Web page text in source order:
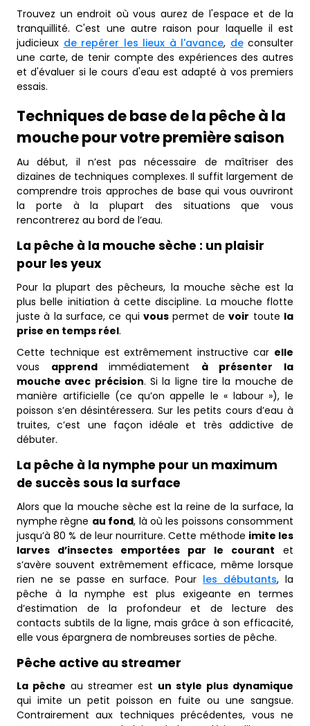
Trouvez un endroit où vous aurez de l'espace et de la
tranquillité. C'est une autre raison pour laquelle il est
judicieux de repérer les lieux à l'avance, deconsulter
une carte, de tenir compte des expériences des autres
et d'évaluer si le cours d'eau est adapté à vos premiers
essais.
Techniques de base de la pêche à la
mouche pour votre première saison
Au début, il n’est pas nécessaire de maîtriser des
dizaines de techniques complexes. Il suffit largement de
comprendre trois approches de base qui vous ouvriront
la porte à la plupart des situations que vous
rencontrerez au bord de l’eau.
La pêche à la mouche sèche : un plaisir
pour les yeux
Pour la plupart des pêcheurs, la mouche sèche est la
plus belle initiation à cette discipline. La mouche flotte
juste à la surface, ce quivous permet devoir toute la
prise en temps réel.
Cette technique est extrêmement instructive car elle
vous apprendimmédiatement à présenter la
mouche avec précision. Si la ligne tire la mouche de
manière artificielle (ce qu’on appelle le « labour »), le
poisson s’en désintéressera. Sur les petits cours d’eau à
truites, c’est une façon idéale et très addictive de
débuter.
La pêche à la nymphe pour un maximum
de succès sous la surface
Alors que la mouche sèche est la reine de la surface, la
nymphe règne au fond, là où les poissons consomment
jusqu’à 80 % de leur nourriture. Cette méthode imite les
larves d’insectes emportées par le courant et
s’avère souvent extrêmement efficace, même lorsque
rien ne se passe en surface. Pour les débutants, la
pêche à la nymphe est plus exigeante en termes
d’estimation de la profondeur et de lecture des
contacts subtils de la ligne, mais grâce à son efficacité,
elle vous épargnera de nombreuses sorties de pêche.
Pêche active au streamer
La pêche au streamer est un style plus dynamique
qui imite un petit poisson en fuite ou une sangsue.
Contrairement aux techniques précédentes, vous ne